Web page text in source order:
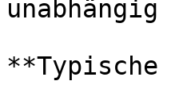
**Typische